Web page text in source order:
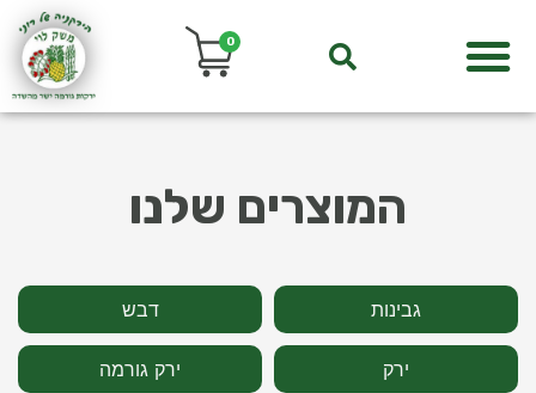
0
המוצרים שלנו
גבינות דבש
ירק ירק גורמה